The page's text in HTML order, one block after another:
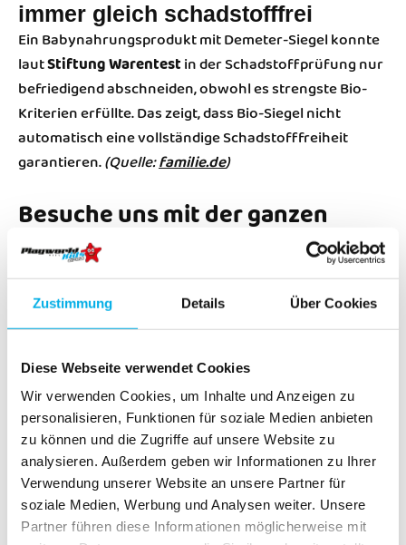
Zustimmung Details Über Cookies
Diese Webseite verwendet Cookies
Wir verwenden Cookies, um Inhalte und Anzeigen zu
personalisieren, Funktionen für soziale Medien anbieten
zu können und die Zugriffe auf unsere Website zu
analysieren. Außerdem geben wir Informationen zu Ihrer
Verwendung unserer Website an unsere Partner für
soziale Medien, Werbung und Analysen weiter. Unsere
Partner führen diese Informationen möglicherweise mit
immer gleich schadstofffrei
Ein Babynahrungsprodukt mit Demeter-Siegel konnte
lautStiftung Warentestin der Schadstoffprüfung nur
befriedigend abschneiden, obwohl es strengste Bio-
Kriterien erfüllte. Das zeigt, dass Bio-Siegel nicht
automatisch eine vollständige Schadstofffreiheit
garantieren​.(Quelle:familie.de)
Besuche uns mit der ganzen
Familie
Bei Playworld Wien achten wir darauf, dass auch die
Kleinsten gesund und sicher versorgt werden.
Angebote und genießen Sie einen entspannten Tag bei
uns!Besuchen Sie Playworld Wien und machen Sie
den Familienausflug zu einem Highlight.
Besuche uns in der Playworld Wien